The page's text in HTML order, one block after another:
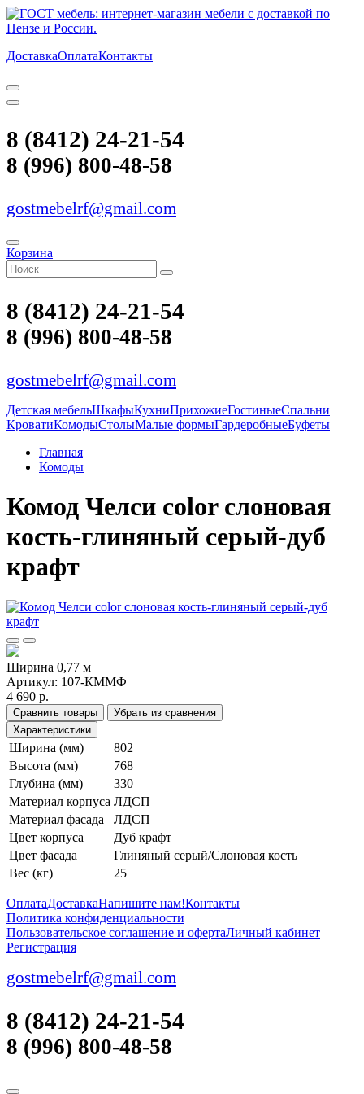
ДоставкаОплатаКонтакты
8 (8412) 24-21-54
8 (996) 800-48-58
gostmebelrf@gmail.com
Корзина
8 (8412) 24-21-54
8 (996) 800-48-58
gostmebelrf@gmail.com
Детская мебельШкафыКухниПрихожиеГостиныеСпальни
КроватиКомодыСтолыМалые формыГардеробныеБуфеты
Главная
Комоды
Комод Челси color слоновая
кость-глиняный серый-дуб
крафт
Ширина 0,77 м
Артикул: 107-КММФ
4 690 р.
Сравнить товары
Убрать из сравнения
Характеристики
Ширина (мм)
802
Высота (мм)
768
Глубина (мм)
330
Материал корпуса ЛДСП
Материал фасада
ЛДСП
Цвет корпуса
Дуб крафт
Цвет фасада
Глиняный серый/Слоновая кость
Вес (кг)
25
ОплатаДоставкаНапишите нам!Контакты
Политика конфиденциальности
Пользовательское соглашение и офертаЛичный кабинет
Регистрация
gostmebelrf@gmail.com
8 (8412) 24-21-54
8 (996) 800-48-58